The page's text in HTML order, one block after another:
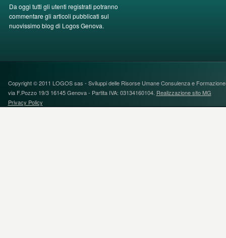
Da oggi tutti gli utenti registrati potranno
commentare gli articoli pubblicati sul
nuovissimo blog di Logos Genova.
Copyright © 2011 LOGOS sas - Sviluppi delle Risorse Umane Consulenza e
via F.Pozzo 19/3 16145 Genova - Partita IVA: 03134160104. Realizzazione sito MG
Privacy Policy